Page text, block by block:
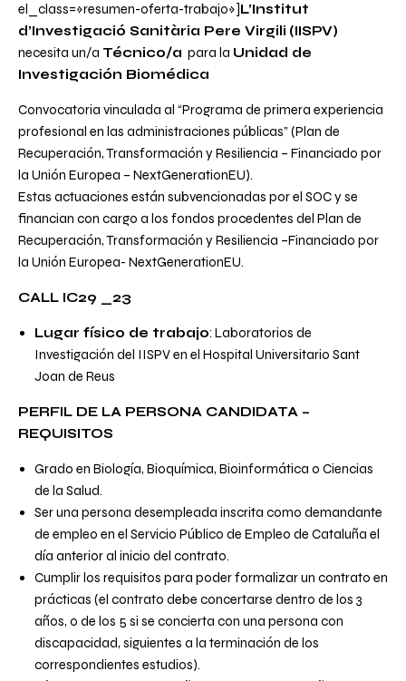
el_class=»resumen-oferta-trabajo»]L’Institut
d’Investigació Sanitària Pere Virgili (IISPV)
necesita un/a Técnico/a para la Unidad de
Investigación Biomédica
Convocatoria vinculada al “Programa de primera experiencia
profesional en las administraciones públicas” (Plan de
Recuperación, Transformación y Resiliencia – Financiado por
la Unión Europea – NextGenerationEU).
Estas actuaciones están subvencionadas por el SOC y se
financian con cargo a los fondos procedentes del Plan de
Recuperación, Transformación y Resiliencia –Financiado por
la Unión Europea- NextGenerationEU.
CALL IC29 _23
Lugar físico de trabajo: Laboratorios de
Investigación del IISPV en el Hospital Universitario Sant
Joan de Reus
PERFIL DE LA PERSONA CANDIDATA –
REQUISITOS
Grado en Biología, Bioquímica, Bioinformática o Ciencias
de la Salud.
Ser una persona desempleada inscrita como demandante
de empleo en el Servicio Público de Empleo de Cataluña el
día anterior al inicio del contrato.
Cumplir los requisitos para poder formalizar un contrato en
prácticas (el contrato debe concertarse dentro de los 3
años, o de los 5 si se concierta con una persona con
discapacidad, siguientes a la terminación de los
correspondientes estudios).